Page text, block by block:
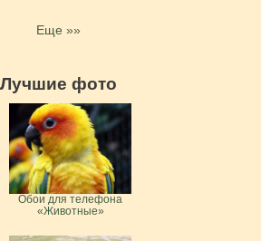
Еще »»
Лучшие фото
Обои для телефона
«Животные»